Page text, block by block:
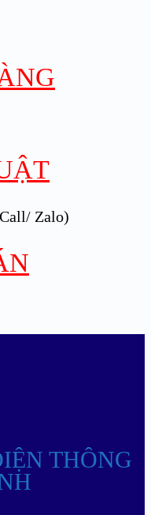
Zalo)
THÔNG